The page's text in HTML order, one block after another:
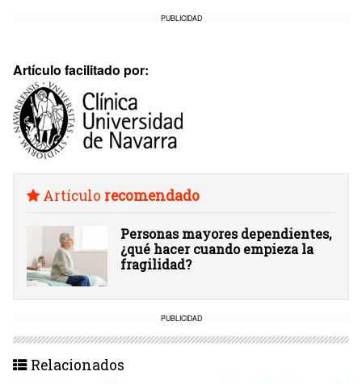
PUBLICIDAD
Artículo facilitado por:
Artículo recomendado
Personas mayores dependientes,
¿qué hacer cuando empieza la
fragilidad?
PUBLICIDAD
Relacionados